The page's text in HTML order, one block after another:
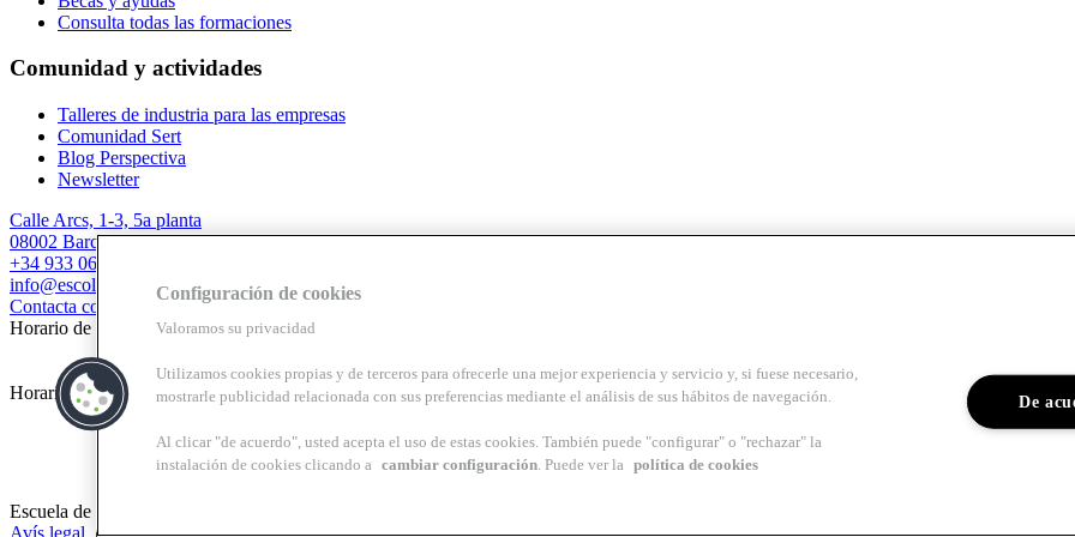
Consulta todas las formaciones
Comunidad y actividades
Talleres de industria para las empresas
Comunidad Sert
Blog Perspectiva
Newsletter
Calle Arcs, 1-3, 5a planta
08002 Barcelona
+34 933 067 844
info@escolasert.com
Contacta con nosotros
Horario de invierno: LL a J de 8.30 a 16.30 h / V de 8.30 a 14 h.
Horario de verano (24/6 al 11/9) LL a V de 8.30 a 14 h.
Escuela de práctica profesional Josep Lluís Sert, centro de formación para arquitectos y profesionales del sector del
Configuración de cookies
Valoramos su privacidad
Utilizamos cookies propias y de terceros para ofrecerle una mejor experiencia y servicio y, si fuese necesario,
mostrarle publicidad relacionada con sus preferencias mediante el análisis de sus hábitos de navegación.
Al clicar "de acuerdo", usted acepta el uso de estas cookies. También puede "configurar" o "rechazar" la
instalación de cookies clicando a cambiar configuración. Puede ver la política de cookies
De